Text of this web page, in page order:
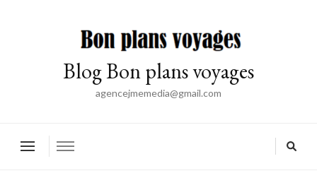
Blog Bon plans voyages
agencejmemedia@gmail.com